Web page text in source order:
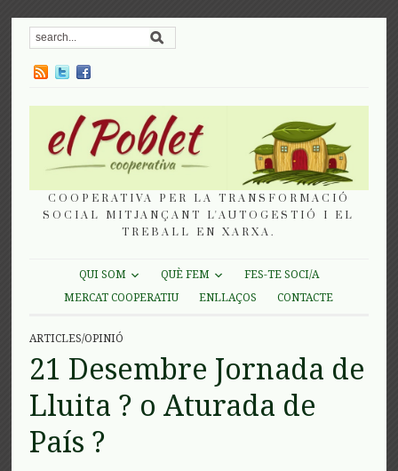
COOPERATIVA PER LA TRANSFORMACIÓ
SOCIAL MITJANÇANT L'AUTOGESTIÓ I EL
TREBALL EN XARXA.
QUI SOM QUÈ FEM
FES-TE SOCI/A
MERCAT COOPERATIU
ENLLAÇOS CONTACTE
ARTICLES/OPINIÓ
21 Desembre Jornada de
Lluita ? o Aturada de
País ?